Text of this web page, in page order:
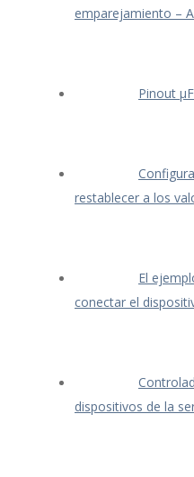
emparejamiento –
Pinout
restablecer a los
El
conectar el
dispositivos de la